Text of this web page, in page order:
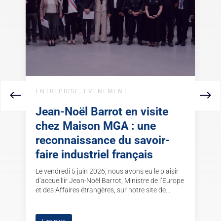
ENTREPRISE , EVENEMENT
Jean-Noël Barrot en visite
chez Maison MGA : une
reconnaissance du savoir-
faire industriel français
Le vendredi 5 juin 2026, nous avons eu le plaisir
d’accueillir Jean-Noël Barrot, Ministre de l’Europe
et des Affaires étrangères, sur notre site de...